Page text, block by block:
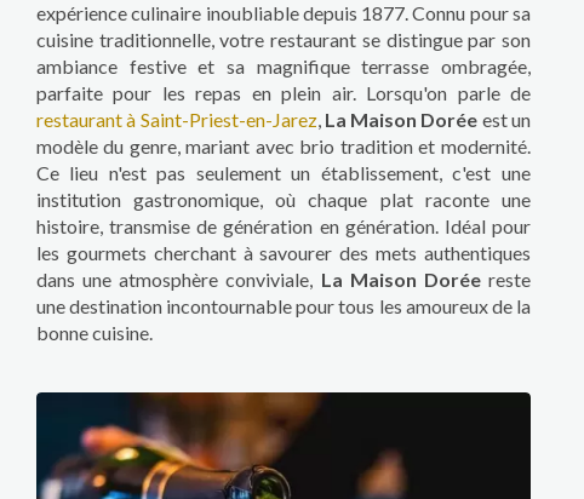
expérience culinaire inoubliable depuis 1877. Connu pour sa
cuisine traditionnelle, votre restaurant se distingue par son
ambiance festive et sa magnifique terrasse ombragée,
parfaite pour les repas en plein air. Lorsqu'on parle de
restaurant à Saint-Priest-en-Jarez, La Maison Dorée est un
modèle du genre, mariant avec brio tradition et modernité.
Ce lieu n'est pas seulement un établissement, c'est une
institution gastronomique, où chaque plat raconte une
histoire, transmise de génération en génération. Idéal pour
les gourmets cherchant à savourer des mets authentiques
dans une atmosphère conviviale, La Maison Doréereste
une destination incontournable pour tous les amoureux de la
bonne cuisine.